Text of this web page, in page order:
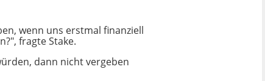
wenn uns erstmal finanziell
fragte Stake.
dann nicht vergeben